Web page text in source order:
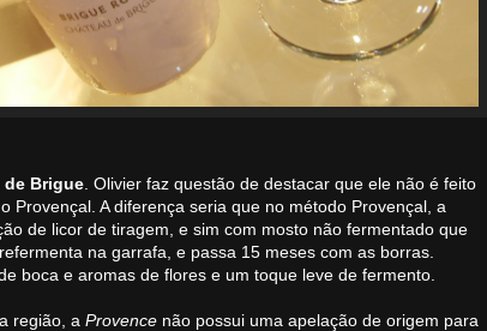
de Brigue . Olivier faz questão de destacar que ele não é feito
Provençal. A diferença seria que no método Provençal, a
de licor de tiragem, e sim com mosto não fermentado que
na garrafa, e passa 15 meses com as borras.
boca e aromas de flores e um toque leve de fermento.
região, a Provence não possui uma apelação de origem para